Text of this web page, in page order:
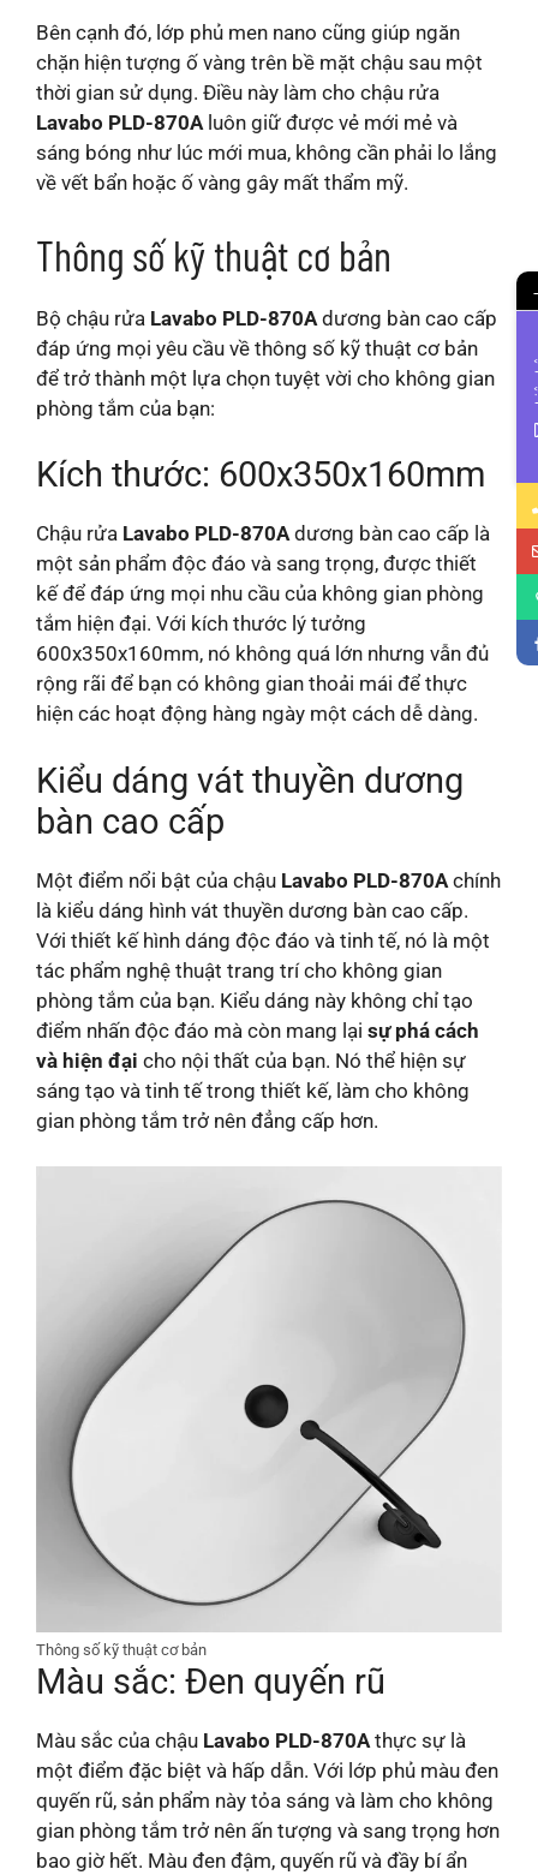
Bên cạnh đó, lớp phủ men nano cũng giúp ngăn
chặn hiện tượng ố vàng trên bề mặt chậu sau một
thời gian sử dụng. Điều này làm cho chậu rửa
Lavabo PLD-870Aluôn giữ được vẻ mới mẻ và
sáng bóng như lúc mới mua, không cần phải lo lắng
về vết bẩn hoặc ố vàng gây mất thẩm mỹ.
Thông số kỹ thuật cơ bản
Bộ chậu rửa Lavabo PLD-870A dương bàn cao cấp
đáp ứng mọi yêu cầu về thông số kỹ thuật cơ bản
để trở thành một lựa chọn tuyệt vời cho không gian
phòng tắm của bạn:
Kích thước: 600x350x160mm
Chậu rửa Lavabo PLD-870Adương bàn cao cấp là
một sản phẩm độc đáo và sang trọng, được thiết
kế để đáp ứng mọi nhu cầu của không gian phòng
tắm hiện đại. Với kích thước lý tưởng
600x350x160mm, nó không quá lớn nhưng vẫn đủ
rộng rãi để bạn có không gian thoải mái để thực
hiện các hoạt động hàng ngày một cách dễ dàng.
Kiểu dáng vát thuyền dương
bàn cao cấp
Một điểm nổi bật của chậu Lavabo PLD-870A chính
là kiểu dáng hình vát thuyền dương bàn cao cấp.
Với thiết kế hình dáng độc đáo và tinh tế, nó là một
tác phẩm nghệ thuật trang trí cho không gian
phòng tắm của bạn. Kiểu dáng này không chỉ tạo
điểm nhấn độc đáo mà còn mang lại sự phá cách
và hiện đại cho nội thất của bạn. Nó thể hiện sự
sáng tạo và tinh tế trong thiết kế, làm cho không
gian phòng tắm trở nên đẳng cấp hơn.
Thông số kỹ thuật cơ bản
Màu sắc: Đen quyến rũ
Màu sắc của chậu Lavabo PLD-870Athực sự là
một điểm đặc biệt và hấp dẫn. Với lớp phủ màu đen
quyến rũ, sản phẩm này tỏa sáng và làm cho không
gian phòng tắm trở nên ấn tượng và sang trọng hơn
bao giờ hết. Màu đen đậm, quyến rũ và đầy bí ẩn